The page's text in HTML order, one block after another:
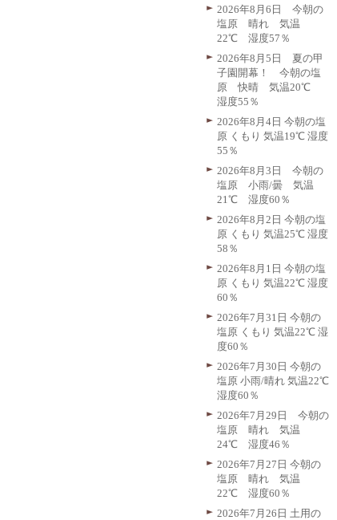
2026年8月6日 今朝の
塩原 晴れ 気温
22℃ 湿度57％
2026年8月5日 夏の甲
子園開幕！ 今朝の塩
原 快晴 気温20℃
湿度55％
2026年8月4日 今朝の塩
原 くもり 気温19℃ 湿度
55％
2026年8月3日 今朝の
塩原 小雨/曇 気温
21℃ 湿度60％
2026年8月2日 今朝の塩
原 くもり 気温25℃ 湿度
58％
2026年8月1日 今朝の塩
原 くもり 気温22℃ 湿度
60％
2026年7月31日 今朝の
塩原 くもり 気温22℃ 湿
度60％
2026年7月30日 今朝の
塩原 小雨/晴れ 気温22℃
湿度60％
2026年7月29日 今朝の
塩原 晴れ 気温
24℃ 湿度46％
2026年7月27日 今朝の
塩原 晴れ 気温
22℃ 湿度60％
2026年7月26日 土用の